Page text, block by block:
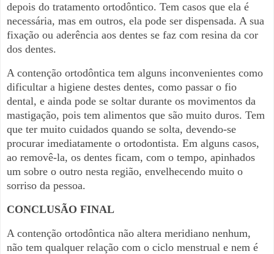
depois do tratamento ortodôntico. Tem casos que ela é
necessária, mas em outros, ela pode ser dispensada. A sua
fixação ou aderência aos dentes se faz com resina da cor
dos dentes.
A contenção ortodôntica tem alguns inconvenientes como
dificultar a higiene destes dentes, como passar o fio
dental, e ainda pode se soltar durante os movimentos da
mastigação, pois tem alimentos que são muito duros. Tem
que ter muito cuidados quando se solta, devendo-se
procurar imediatamente o ortodontista. Em alguns casos,
ao removê-la, os dentes ficam, com o tempo, apinhados
um sobre o outro nesta região, envelhecendo muito o
sorriso da pessoa.
CONCLUSÃO FINAL
A contenção ortodôntica não altera meridiano nenhum,
não tem qualquer relação com o ciclo menstrual e nem é